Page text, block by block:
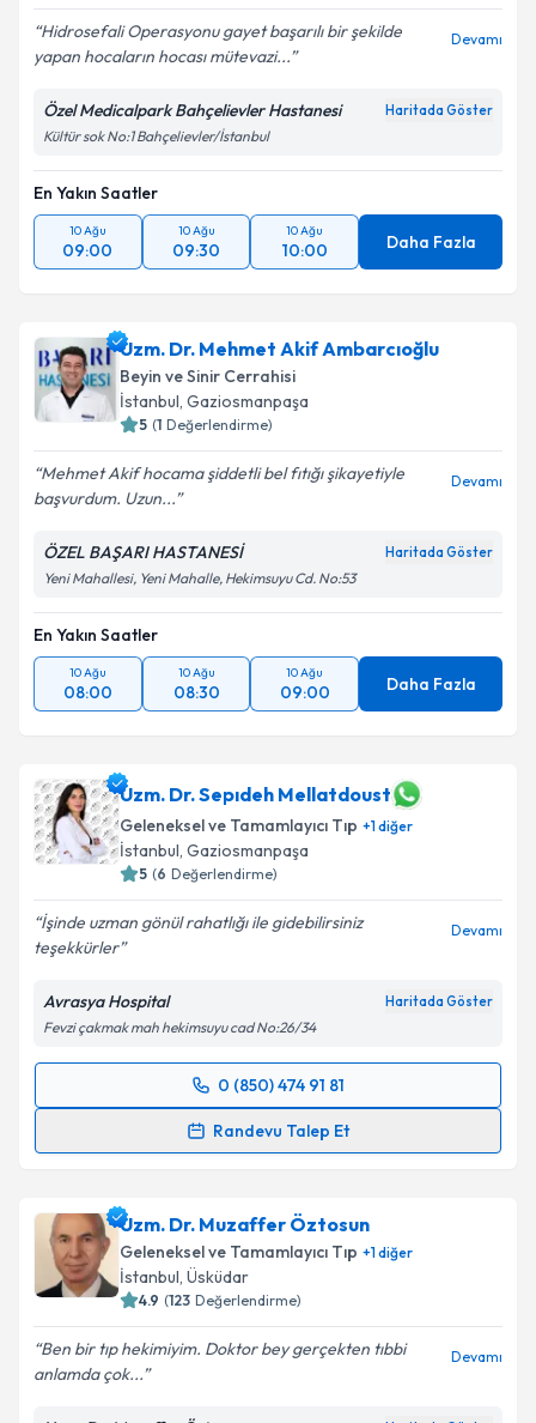
Hidrosefali Operasyonu gayet başarılı bir şekilde
yapan hocaların hocası mütevazi...
Devamı
Özel Medicalpark Bahçelievler Hastanesi Haritada Göster
Kültür sok No:1 Bahçelievler/İstanbul
En Yakın Saatler
10 Ağu
09:00
10 Ağu
09:30
10 Ağu
10:00 Daha Fazla
Uzm. Dr. Mehmet Akif Ambarcıoğlu
Beyin ve Sinir Cerrahisi
İstanbul, Gaziosmanpaşa
5 (1 Değerlendirme)
Mehmet Akif hocama şiddetli bel fıtığı şikayetiyle
başvurdum. Uzun...
Devamı
ÖZEL BAŞARI HASTANESİ Haritada Göster
Yeni Mahallesi, Yeni Mahalle, Hekimsuyu Cd. No:53
En Yakın Saatler
10 Ağu
08:00
10 Ağu
08:30
10 Ağu
09:00 Daha Fazla
Uzm. Dr. Sepıdeh Mellatdoust
Geleneksel ve Tamamlayıcı Tıp +1diğer
İstanbul, Gaziosmanpaşa
5 (6 Değerlendirme)
İşinde uzman gönül rahatlığı ile gidebilirsiniz
teşekkürler
Devamı
Avrasya Hospital Haritada Göster
Fevzi çakmak mah hekimsuyu cad No:26/34
0 (850) 474 91 81
Randevu Talep Et
Randevu Takvimi Talebi
için bir takvim hazırlandığında e-posta ile
bilgilendireceğiz.
E-posta Adresiniz
Kişisel verilerimin işlenmesine ilişkin
Uzm. Dr. Muzaffer Öztosun
Geleneksel ve Tamamlayıcı Tıp +1diğer
İstanbul, Üsküdar
4.9 (123 Değerlendirme)
Ben bir tıp hekimiyim. Doktor bey gerçekten tıbbi
anlamda çok...
Devamı